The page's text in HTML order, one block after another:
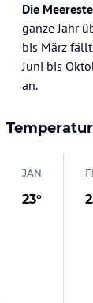
Die
ganze Jahr
bis März
Juni bis
an.
JAN
23°